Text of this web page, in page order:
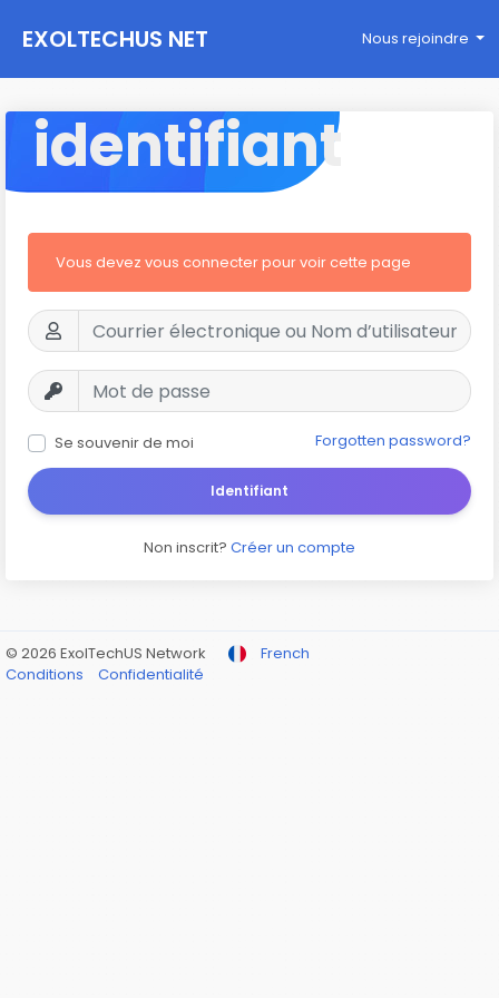
EXOLTECHUS NET
WORK
Nous rejoindre
identifiant
Vous devez vous connecter pour voir cette page
Se souvenir de moi Forgotten password?
Identifiant
Non inscrit? Créer un compte
© 2026 ExolTechUS Network
French
Conditions
Confidentialité